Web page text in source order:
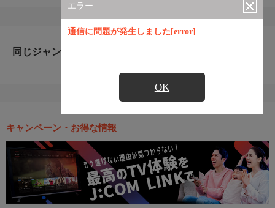
エラー
通信に問題が発生しました[error]
OK
同じジャンルのおすすめ番組
キャンペーン・お得な情報